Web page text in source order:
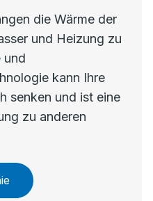
die Wärme der
und Heizung zu
und
kann Ihre
senken und ist eine
zu anderen